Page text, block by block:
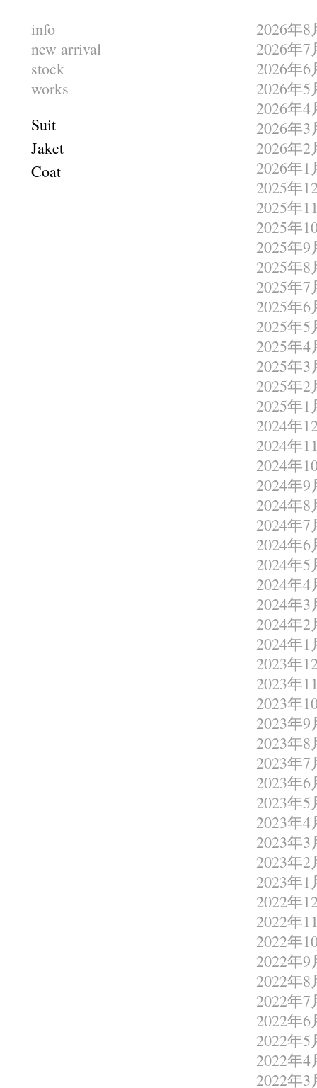
info
new arrival
stock
works
Suit
Jaket
Coat
2026年8
2026年7
2026年6
2026年5
2026年4
2026年3
2026年2
2026年1
2025年
2025年
2025年
2025年9
2025年8
2025年7
2025年6
2025年5
2025年4
2025年3
2025年2
2025年1
2024年
2024年
2024年
2024年9
2024年8
2024年7
2024年6
2024年5
2024年4
2024年3
2024年2
2024年1
2023年
2023年
2023年
2023年9
2023年8
2023年7
2023年6
2023年5
2023年4
2023年3
2023年2
2023年1
2022年
2022年
2022年
2022年9
2022年8
2022年7
2022年6
2022年5
2022年4
2022年3